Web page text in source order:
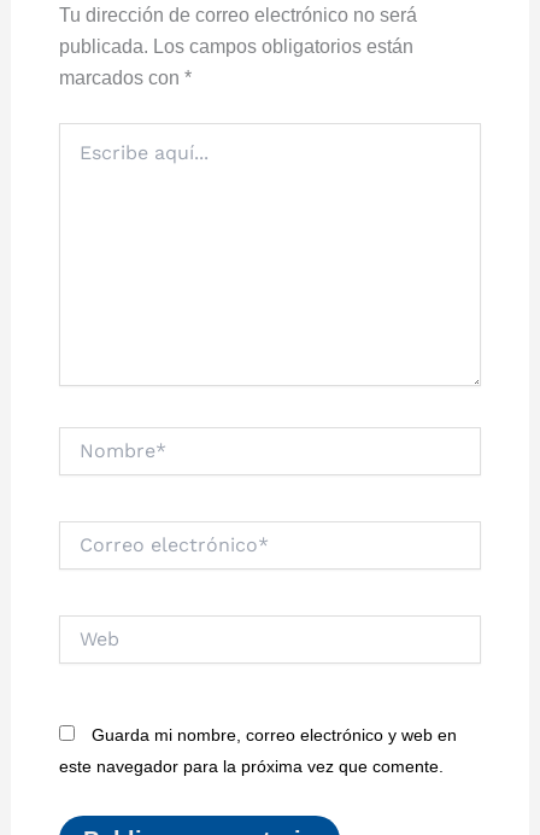
Tu dirección de correo electrónico no será
publicada. Los campos obligatorios están
marcados con *
aquí...
electrónico*
Guarda mi nombre, correo electrónico y web en
este navegador para la próxima vez que comente.